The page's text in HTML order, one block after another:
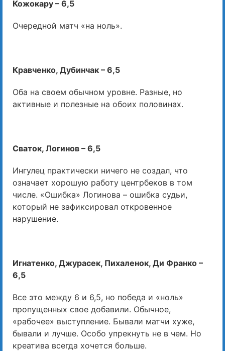
Кожокару – 6,5
Очередной матч «на ноль».
Кравченко, Дубинчак – 6,5
Оба на своем обычном уровне. Разные, но
активные и полезные на обоих половинах.
Сваток, Логинов – 6,5
Ингулец практически ничего не создал, что
означает хорошую работу центрбеков в том
числе. «Ошибка» Логинова – ошибка судьи,
который не зафиксировал откровенное
нарушение.
Игнатенко, Джурасек, Пихаленок, Ди Франко –
6,5
Все это между 6 и 6,5, но победа и «ноль»
пропущенных свое добавили. Обычное,
«рабочее» выступление. Бывали матчи хуже,
бывали и лучше. Особо упрекнуть не в чем. Но
креатива всегда хочется больше.